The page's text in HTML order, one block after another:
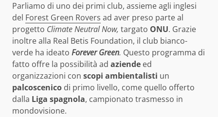
Parliamo di uno dei primi club, assieme agli inglesi
del Forest Green Rovers ad aver preso parte al
progetto Climate Neutral Now, targato ONU. Grazie
inoltre alla Real Betis Foundation, il club bianco-
verde ha ideato Forever Green. Questo programma di
fatto offre la possibilità ad aziende ed
organizzazioni con scopi ambientalisti un
palcoscenico di primo livello, come quello offerto
dalla Liga spagnola, campionato trasmesso in
mondovisione.